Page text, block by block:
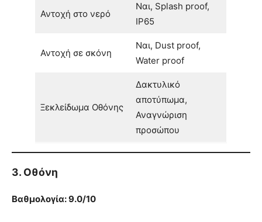
Αντοχή στο νερό
Ναι, Splash proof,
IP65
Αντοχή σε σκόνη
Ναι, Dust proof,
Water proof
Ξεκλείδωμα Οθόνης
Δακτυλικό
αποτύπωμα,
Αναγνώριση
προσώπου
3. Οθόνη
Βαθμολογία: 9.0/10